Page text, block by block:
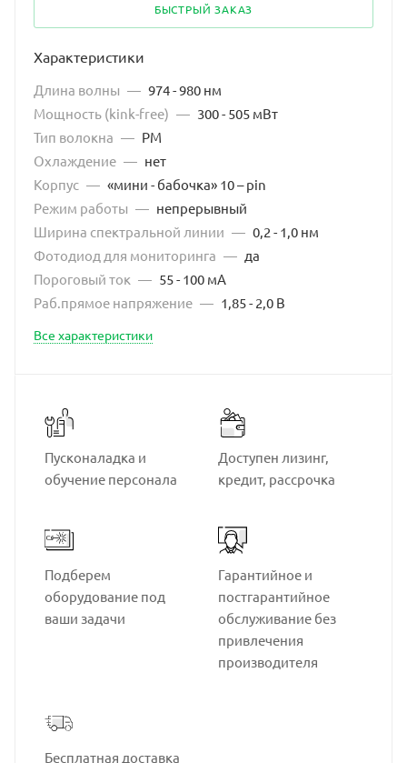
БЫСТРЫЙ ЗАКАЗ
Характеристики
Длина волны — 974 - 980 нм
Мощность (kink-free) — 300 - 505 мВт
Тип волокна — PM
Охлаждение — нет
Корпус — «мини - бабочка» 10 – pin
Режим работы — непрерывный
Ширина спектральной линии — 0,2 - 1,0 нм
Фотодиод для мониторинга — да
Пороговый ток — 55 - 100 мА
Раб.прямое напряжение — 1,85 - 2,0 В
Все характеристики
Пусконаладка и
обучение персонала
Доступен лизинг,
кредит, рассрочка
Подберем
оборудование под
ваши задачи
Гарантийное и
постгарантийное
обслуживание без
привлечения
производителя
Бесплатная доставка